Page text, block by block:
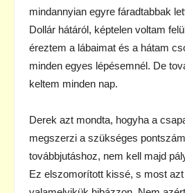
mindannyian egyre fáradtabbak
Dollár hátáról, képtelen voltam
éreztem a lábaimat és a hátam
minden egyes lépésemnél. De
keltem minden nap.
Derek azt mondta, hogyha a
megszerzi a szükséges
továbbjutáshoz, nem kell majd
Ez elszomorított kissé, s most